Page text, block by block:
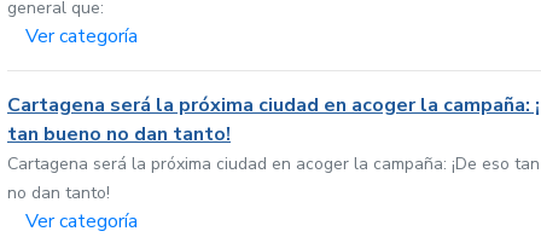
general que:
Ver categoría
Cartagena será la próxima ciudad en acoger la campaña:
tan bueno no dan tanto!
Cartagena será la próxima ciudad en acoger la campaña: ¡De eso
no dan tanto!
Ver categoría